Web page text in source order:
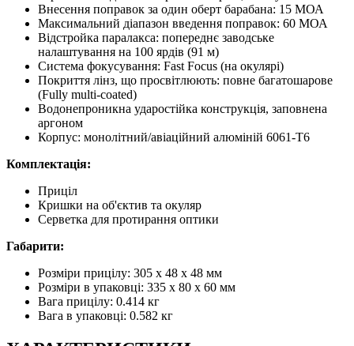
Внесення поправок за один оберт барабана: 15 МОА
Максимальний діапазон введення поправок: 60 МОА
Відстройка паралакса: попереднє заводське
налаштування на 100 ярдів (91 м)
Система фокусування: Fast Focus (на окулярі)
Покриття лінз, що просвітлюють: повне багатошарове
(Fully multi-coated)
Водонепроникна ударостійка конструкція, заповнена
аргоном
Корпус: монолітний/авіаційний алюміній 6061-T6
Комплектація:
Приціл
Кришки на об'єктив та окуляр
Серветка для протирання оптики
Габарити:
Розміри прицілу: 305 x 48 x 48 мм
Розміри в упаковці: 335 x 80 x 60 мм
Вага прицілу: 0.414 кг
Вага в упаковці: 0.582 кг